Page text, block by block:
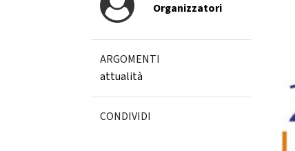
Organizzatori
ARGOMENTI
attualità
CONDIVIDI